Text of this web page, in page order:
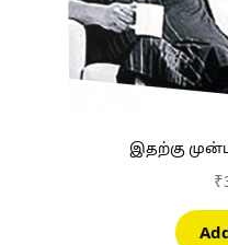
இதற்கு
₹